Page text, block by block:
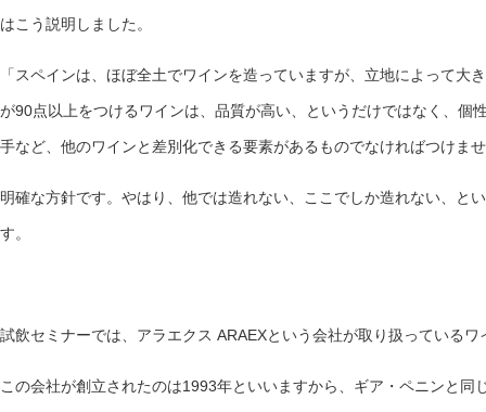
はこう説明しました。
「スペインは、ほぼ全土でワインを造っていますが、立地によって大
が90点以上をつけるワインは、品質が高い、というだけではなく、個
手など、他のワインと差別化できる要素があるものでなければつけま
明確な方針です。やはり、他では造れない、ここでしか造れない、と
す。
試飲セミナーでは、アラエクス ARAEXという会社が取り扱っている
この会社が創立されたのは1993年といいますから、ギア・ペニンと同